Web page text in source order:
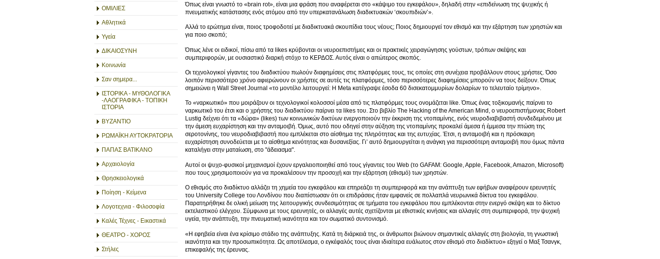
ΟΜΙΛΙΕΣ
Αθλητικά
Υγεία
ΔΙΚΑΙΟΣΥΝΗ
Κοινωνία
Σαν σημερα...
ΙΣΤΟΡΙΚΑ - ΜΥΘΟΛΟΓΙΚΑ
-ΛΑΟΓΡΑΦΙΚΑ - ΤΟΠΙΚΗ
ΙΣΤΟΡΙΑ
ΒΥΖΑΝΤΙΟ
ΡΩΜΑΪΚΗ ΑΥΤΟΚΡΑΤΟΡΙΑ
ΠΑΠΑΣ ΒΑΤΙΚΑΝΟ
Αρχαιολογία
Θρησκειολογικά
Ποίηση - Κείμενα
Λογοτεχνια - Φιλοσοφία
Καλές Τέχνες - Εικαστικά
ΘΕΑΤΡΟ - ΧΟΡΟΣ
Στήλες
Όπως είναι γνωστό το «brain rot», είναι μια φράση που αναφέρεται στο «κάψιμο του εγκεφάλου», δηλαδή στην «επιδείνωση της ψυχικής ή
πνευματικής κατάστασης ενός ατόμου από την υπερκατανάλωση διαδικτυακών ‘σκουπιδιών’».
Αλλά το ερώτημα είναι, ποιος τροφοδοτεί με διαδικτυακά σκουπίδια τους νέους; Ποιος δημιουργεί τον εθισμό και την εξάρτηση των χρηστών και
για ποιο σκοπό;
Όπως λένε οι ειδικοί, πίσω από τα likes κρύβονται οι νευροεπιστήμες και οι πρακτικές χειραγώγησης γούστων, τρόπων σκέψης και
συμπεριφορών, με ουσιαστικό διαρκή στόχο το ΚΕΡΔΟΣ. Αυτός είναι ο απώτερος σκοπός.
Οι τεχνολογικοί γίγαντες του διαδικτύου πωλούν διαφημίσεις στις πλατφόρμες τους, τις οποίες στη συνέχεια προβάλλουν στους χρήστες. Όσο
λοιπόν περισσότερο χρόνο αφιερώνουν οι χρήστες σε αυτές τις πλατφόρμες, τόσο περισσότερες διαφημίσεις μπορούν να τους δείξουν. Όπως
σημειώνει η Wall Street Journal «το μοντέλο λειτουργεί: Η Meta κατέγραψε έσοδα 60 δισεκατομμυρίων δολαρίων το τελευταίο τρίμηνο».
Το «ναρκωτικό» που μοιράζουν οι τεχνολογικοί κολοσσοί μέσα από τις πλατφόρμες τους ονομάζεται like. Όπως ένας τοξικομανής παίρνει το
ναρκωτικό του έτσι και ο χρήστης του διαδικτύου παίρνει τα likes του. Στο βιβλίο The Hacking of the American Mind, ο νευροεπιστήμονας Robert
Lustig δείχνει ότι τα «δώρα» (likes) των κοινωνικών δικτύων ενεργοποιούν την έκκριση της ντοπαμίνης, ενός νευροδιαβιβαστή συνδεδεμένου με
την άμεση ευχαρίστηση και την ανταμοιβή. Όμως, αυτό που οδηγεί στην αύξηση της ντοπαμίνης προκαλεί άμεσα ή έμμεσα την πτώση της
σεροτονίνης, του νευροδιαβιβαστή που εμπλέκεται στο αίσθημα της πληρότητας και της ευτυχίας. Έτσι, η ανταμοιβή και η πρόσκαιρη
ευχαρίστηση συνοδεύεται με το αίσθημα κενότητας και δυσανεξίας. Γι’ αυτό δημιουργείται η ανάγκη για περισσότερη ανταμοιβή που όμως πάντα
καταλήγει στην ματαίωση, στο "άδειασμα".
Αυτοί οι ψυχο-φυσικοί μηχανισμοί έχουν εργαλειοποιηθεί από τους γίγαντες του Web (το GAFAM: Google, Apple, Facebook, Amazon, Microsoft)
που τους χρησιμοποιούν για να προκαλέσουν την προσοχή και την εξάρτηση (εθισμό) των χρηστών.
Ο εθισμός στο διαδίκτυο αλλάζει τη χημεία του εγκεφάλου και επηρεάζει τη συμπεριφορά και την ανάπτυξη των εφήβων αναφέρουν ερευνητές
του University College του Λονδίνου που διαπίστωσαν ότι οι επιδράσεις ήταν εμφανείς σε πολλαπλά νευρωνικά δίκτυα του εγκεφάλου.
Παρατηρήθηκε δε ολική μείωση της λειτουργικής συνδεσιμότητας σε τμήματα του εγκεφάλου που εμπλέκονται στην ενεργό σκέψη και το δίκτυο
εκτελεστικού ελέγχου. Σύμφωνα με τους ερευνητές, οι αλλαγές αυτές σχετίζονται με εθιστικές κινήσεις και αλλαγές στη συμπεριφορά, την ψυχική
υγεία, την ανάπτυξη, την πνευματική ικανότητα και τον σωματικό συντονισμό.
«Η εφηβεία είναι ένα κρίσιμο στάδιο της ανάπτυξης. Κατά τη διάρκειά της, οι άνθρωποι βιώνουν σημαντικές αλλαγές στη βιολογία, τη γνωστική
ικανότητα και την προσωπικότητα. Ως αποτέλεσμα, ο εγκέφαλός τους είναι ιδιαίτερα ευάλωτος στον εθισμό στο διαδίκτυο» εξηγεί ο Μαξ Τσανγκ,
επικεφαλής της έρευνας.